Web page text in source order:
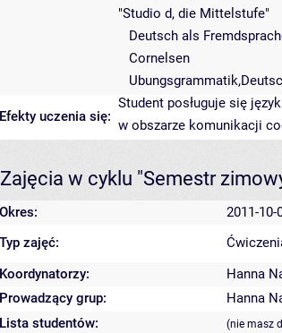
"Studio d, die Mittelstufe"
Deutsch als
Cornelsen
Efekty uczenia się:
Student posługuje się
w obszarze komunikacji
Zajęcia w cyklu "Semestr
Okres: 2011-10-
Typ zajęć:
Koordynatorzy:
Hanna
Prowadzący grup:
Hanna
Lista studentów:
(nie masz